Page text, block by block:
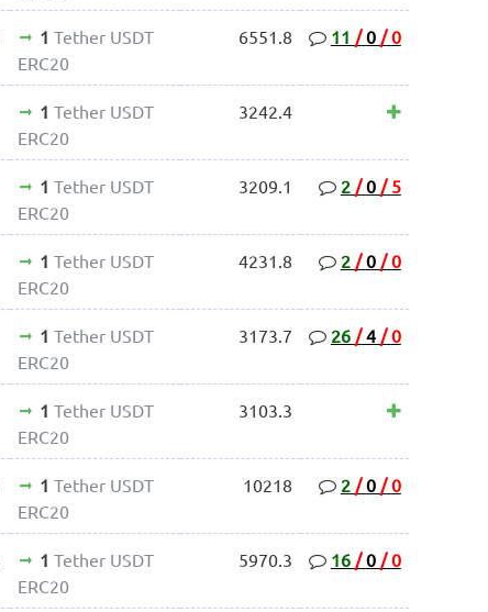
1 Tether USDT
ERC20
6551.8 11 / 0 / 0
1 Tether USDT
ERC20
3242.4
1 Tether USDT
ERC20
3209.1 2 / 0 / 5
1 Tether USDT
ERC20
4231.8 2 / 0 / 0
1 Tether USDT
ERC20
3173.7 26 / 4 / 0
1 Tether USDT
ERC20
3103.3
1 Tether USDT
ERC20
10218 2 / 0 / 0
1 Tether USDT
ERC20
5970.3 16 / 0 / 0